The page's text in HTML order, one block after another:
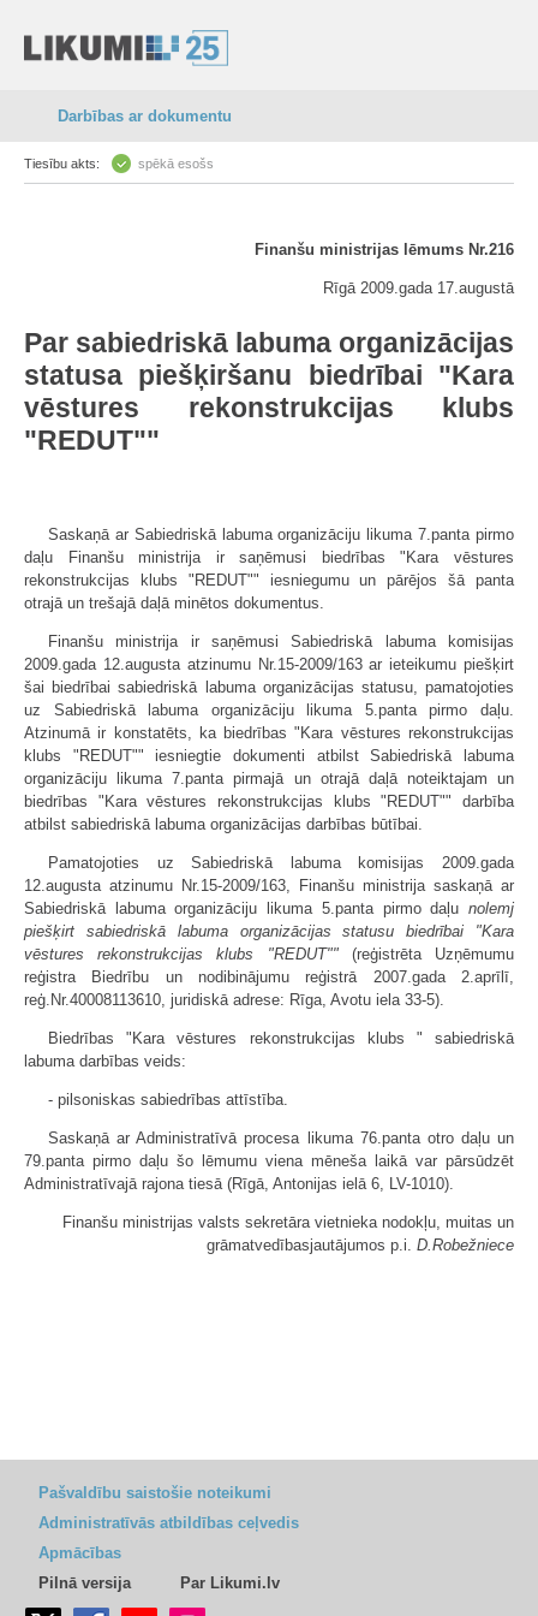
Darbības ar dokumentu
Tiesību akts: spēkā esošs
Finanšu ministrijas lēmums Nr.216
Rīgā 2009.gada 17.augustā
Par sabiedriskā labuma organizācijas
statusa piešķiršanu biedrībai "Kara
vēstures rekonstrukcijas klubs
"REDUT""
Saskaņā ar Sabiedriskā labuma organizāciju likuma 7.panta pirmo
daļu Finanšu ministrija ir saņēmusi biedrības "Kara vēstures
rekonstrukcijas klubs "REDUT"" iesniegumu un pārējos šā panta
otrajā un trešajā daļā minētos dokumentus.
Finanšu ministrija ir saņēmusi Sabiedriskā labuma komisijas
2009.gada 12.augusta atzinumu Nr.15-2009/163 ar ieteikumu piešķirt
šai biedrībai sabiedriskā labuma organizācijas statusu, pamatojoties
uz Sabiedriskā labuma organizāciju likuma 5.panta pirmo daļu.
Atzinumā ir konstatēts, ka biedrības "Kara vēstures rekonstrukcijas
klubs "REDUT"" iesniegtie dokumenti atbilst Sabiedriskā labuma
organizāciju likuma 7.panta pirmajā un otrajā daļā noteiktajam un
biedrības "Kara vēstures rekonstrukcijas klubs "REDUT"" darbība
atbilst sabiedriskā labuma organizācijas darbības būtībai.
Pamatojoties uz Sabiedriskā labuma komisijas 2009.gada
12.augusta atzinumu Nr.15-2009/163, Finanšu ministrija saskaņā ar
Sabiedriskā labuma organizāciju likuma 5.panta pirmo daļu nolemj
piešķirt sabiedriskā labuma organizācijas statusu biedrībai "Kara
vēstures rekonstrukcijas klubs "REDUT""(reģistrēta Uzņēmumu
reģistra Biedrību un nodibinājumu reģistrā 2007.gada 2.aprīlī,
reģ.Nr.40008113610, juridiskā adrese: Rīga, Avotu iela 33-5).
Biedrības "Kara vēstures rekonstrukcijas klubs " sabiedriskā
labuma darbības veids:
- pilsoniskas sabiedrības attīstība.
Saskaņā ar Administratīvā procesa likuma 76.panta otro daļu un
79.panta pirmo daļu šo lēmumu viena mēneša laikā var pārsūdzēt
Administratīvajā rajona tiesā (Rīgā, Antonijas ielā 6, LV-1010).
Finanšu ministrijas valsts sekretāra vietnieka nodokļu, muitas un
grāmatvedībasjautājumos p.i. D.Robežniece
Pašvaldību saistošie noteikumi
Administratīvās atbildības ceļvedis
Apmācības
Pilnā versija
Par Likumi.lv